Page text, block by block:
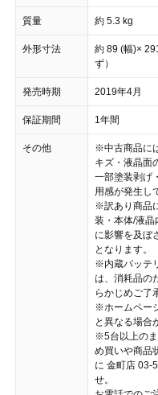
質量 約 5.3 kg
外形寸法
約 89 (幅)×
ず）
発売時期 2019年4月
保証期間 1年間
その他
※中古商品に
キズ・液晶面
一部塗装剥げ
用感が発生し
※訳あり商品
装・本体/液晶
に影響を及ぼ
となります。
※内蔵バッテ
は、消耗品の
らかじめご了
※ホームペー
と異なる場合
※5台以上のま
め買いや商品
に 金町店 03-
せ。